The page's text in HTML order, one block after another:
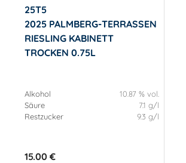
25T5
2025 PALMBERG-TERRASSEN
RIESLING KABINETT
TROCKEN 0.75L
Alkohol
10.87 % vol.
Säure
7.1 g/l
Restzucker
9.3 g/l
15.00 €